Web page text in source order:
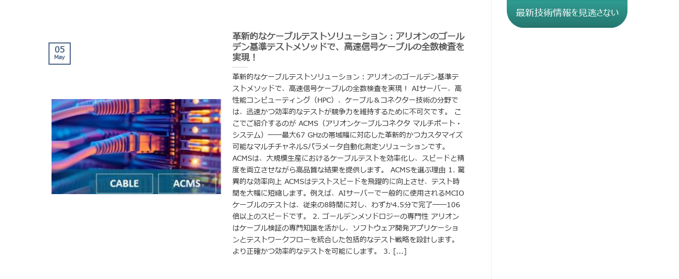
革新的なケーブルテストソリューション：アリオンのゴール
デン基準テストメソッドで、高速信号ケーブルの全数検査を
実現！
革新的なケーブルテストソリューション：アリオンのゴールデン基準テ
ストメソッドで、高速信号ケーブルの全数検査を実現！ AIサーバー、高
性能コンピューティング（HPC）、ケーブル＆コネクター技術の分野で
は、迅速かつ効率的なテストが競争力を維持するために不可欠です。 こ
こでご紹介するのが ACMS（アリオンケーブルコネクタ マルチポート・
システム）――最大67 GHzの帯域幅に対応した革新的かつカスタマイズ
可能なマルチチャネルSパラメータ自動化測定ソリューションです。
ACMSは、大規模生産におけるケーブルテストを効率化し、スピードと精
度を両立させながら高品質な結果を提供します。 ACMSを選ぶ理由 1. 驚
異的な効率向上 ACMSはテストスピードを飛躍的に向上させ、テスト時
間を大幅に短縮します。例えば、AIサーバーで一般的に使用されるMCIO
ケーブルのテストは、従来の8時間に対し、わずか4.5分で完了――106
倍以上のスピードです。 2. ゴールデンメソドロジーの専門性 アリオン
はケーブル検証の専門知識を活かし、ソフトウェア開発アプリケーショ
ンとテストワークフローを統合した包括的なテスト戦略を設計します。
より正確かつ効率的なテストを可能にします。 3. [...]
05
May